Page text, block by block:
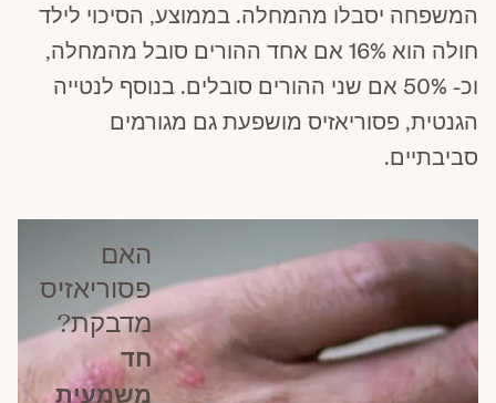
המשפחה יסבלו מהמחלה. בממוצע, הסיכוי לילד
חולה הוא 16% אם אחד ההורים סובל מהמחלה,
וכ- 50% אם שני ההורים סובלים. בנוסף לנטייה
הגנטית, פסוריאזיס מושפעת גם מגורמים
סביבתיים.
האם
פסוריאזיס
מדבקת?
חד
משמעית